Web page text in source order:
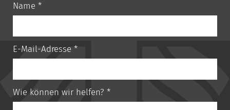
Name *
E-Mail-Adresse *
Wie können wir helfen? *